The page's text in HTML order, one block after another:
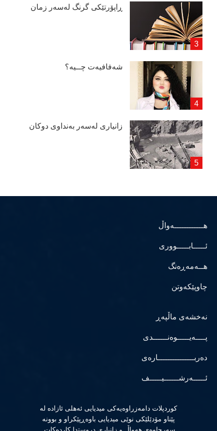
ڕاپۆرتێكی گرنگ لەسەر زمان
شەفافیەت چــیە؟
زانیاری لەسەر بەنداوی دوكان
هــــــــــــەواڵ
ئـــــابـــــووری
هــەمەڕەنگ
چاوپێکەوتن
نەخشەی ماڵپەڕ
پــــەیـــــوەنــــــدی
دەربـــــــــــــــارەی
ئـــــەرشــــــیـــــف
كوردپلات دامەزراوەیەكی میدیایی ئەهلی ئازادە لە
پێناو مۆدێلێكی نوێی میدیایی باوەڕپێكراو و بوونە